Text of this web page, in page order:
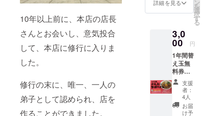
10年以上前に、本店の店長
さんとお会いし、意気投合
して、本店に修行に入りま
した。
修行の末に、唯一、一人の
弟子として認められ、店を
作ることができました。
様のご支援
を賜りた
何卒よろし
くお願い申
し上げま
す。
詳細を見る ン
を
選
択
す
る
3,0
00 円
1年間替
え玉無
料券＆1
年間ご
はん
（大・
中・小
かかわ
支援
者：
4人
お届
け予